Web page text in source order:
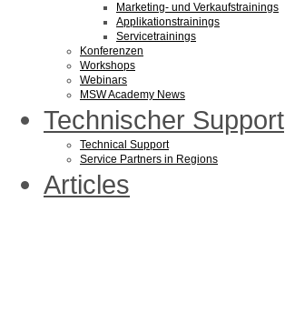
Marketing- und Verkaufstrainings
Applikationstrainings
Servicetrainings
Konferenzen
Workshops
Webinars
MSW Academy News
Technischer Support
Technical Support
Service Partners in Regions
Articles